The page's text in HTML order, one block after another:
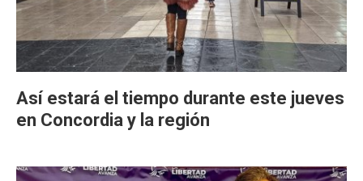
Así estará el tiempo durante este jueves
en Concordia y la región